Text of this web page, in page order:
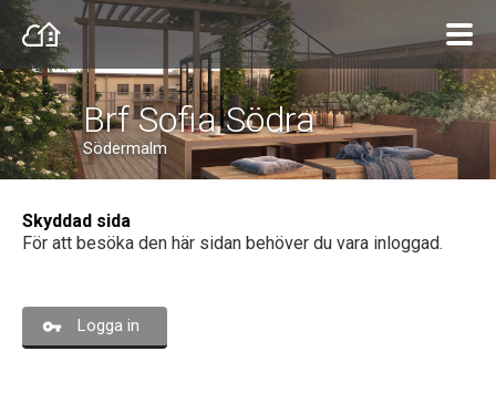
Brf Sofia Södra
Södermalm
Skyddad sida
För att besöka den här sidan behöver du vara inloggad.
Logga in